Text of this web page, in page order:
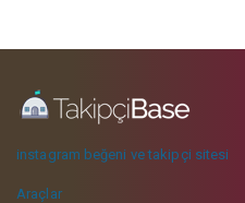
instagram beğeni ve takipçi sitesi
Araçlar